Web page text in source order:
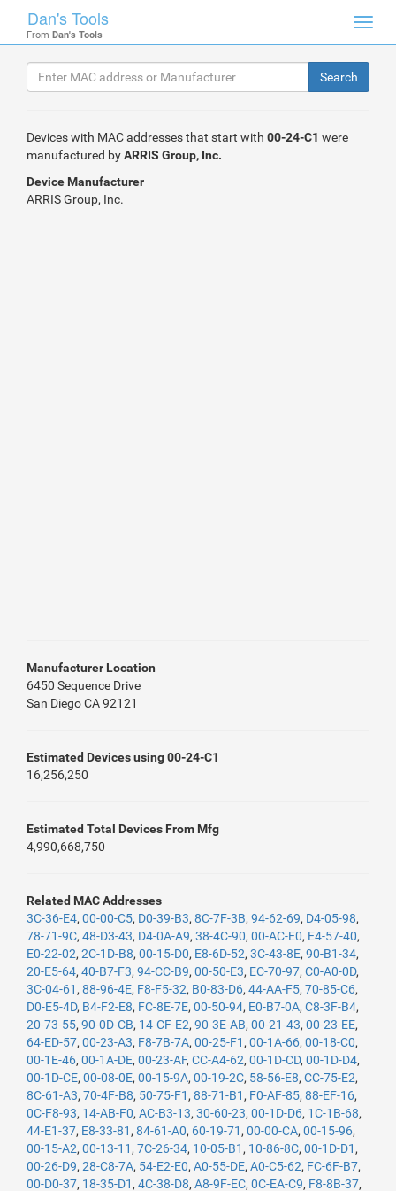
Dan's Tools
From Dan's Tools
Devices with MAC addresses that start with 00-24-C1 were
manufactured byARRIS Group, Inc.
Device Manufacturer
ARRIS Group, Inc.
Manufacturer Location
6450 Sequence Drive
San Diego CA 92121
Estimated Devices using 00-24-C1
16,256,250
Estimated Total Devices From Mfg
4,990,668,750
Related MAC Addresses
3C-36-E4, 00-00-C5, D0-39-B3, 8C-7F-3B, 94-62-69, D4-05-98,
78-71-9C, 48-D3-43, D4-0A-A9, 38-4C-90, 00-AC-E0, E4-57-40,
E0-22-02, 2C-1D-B8, 00-15-D0, E8-6D-52, 3C-43-8E, 90-B1-34,
20-E5-64, 40-B7-F3, 94-CC-B9, 00-50-E3, EC-70-97, C0-A0-0D,
3C-04-61 , 88-96-4E, F8-F5-32, B0-83-D6, 44-AA-F5, 70-85-C6,
D0-E5-4D, B4-F2-E8, FC-8E-7E, 00-50-94, E0-B7-0A, C8-3F-B4,
20-73-55, 90-0D-CB, 14-CF-E2, 90-3E-AB, 00-21-43, 00-23-EE,
64-ED-57, 00-23-A3, F8-7B-7A, 00-25-F1 , 00-1A-66, 00-18-C0,
00-1E-46, 00-1A-DE, 00-23-AF, CC-A4-62, 00-1D-CD, 00-1D-D4,
00-1D-CE, 00-08-0E, 00-15-9A, 00-19-2C, 58-56-E8, CC-75-E2,
8C-61-A3, 70-4F-B8, 50-75-F1 , 88-71-B1 , F0-AF-85, 88-EF-16,
0C-F8-93, 14-AB-F0, AC-B3-13, 30-60-23, 00-1D-D6, 1C-1B-68,
44-E1-37, E8-33-81 , 84-61-A0, 60-19-71 , 00-00-CA, 00-15-96,
00-15-A2, 00-13-11 , 7C-26-34, 10-05-B1 , 10-86-8C, 00-1D-D1 ,
00-26-D9, 28-C8-7A, 54-E2-E0, A0-55-DE, A0-C5-62, FC-6F-B7,
00-D0-37, 18-35-D1 , 4C-38-D8, A8-9F-EC, 0C-EA-C9, F8-8B-37,